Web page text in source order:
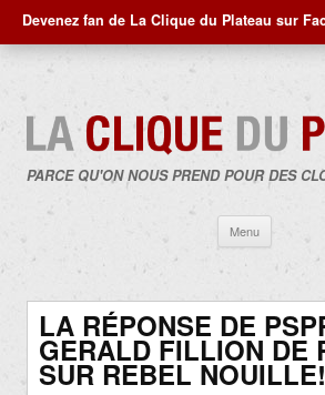
Devenez fan de La Clique du Plateau sur
PARCE QU'ON NOUS PREND POUR DES
Menu
contenu
LA RÉPONSE DE
GERALD FILLION DE
SUR REBEL NOUILLE!